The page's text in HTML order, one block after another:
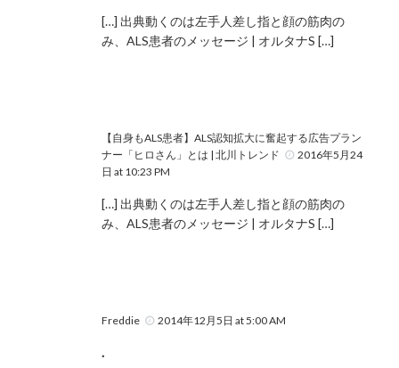
[…] 出典動くのは左手人差し指と顔の筋肉の
み、ALS患者のメッセージ | オルタナS […]
【自身もALS患者】ALS認知拡大に奮起する広告プラン
ナー「ヒロさん」とは | 北川トレンド
2016年5月24
日 at 10:23 PM
[…] 出典動くのは左手人差し指と顔の筋肉の
み、ALS患者のメッセージ | オルタナS […]
Freddie 2014年12月5日 at 5:00 AM
.